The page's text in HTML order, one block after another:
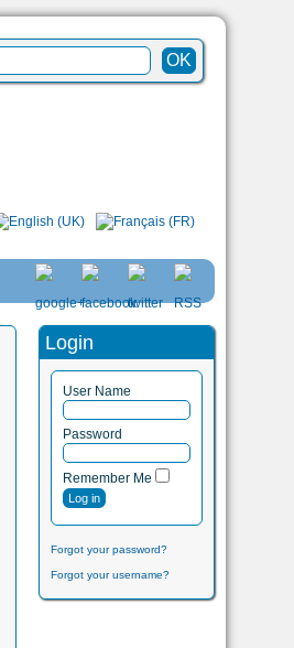
Login
User Name
Password
Remember Me
Forgot your password?
Forgot your username?